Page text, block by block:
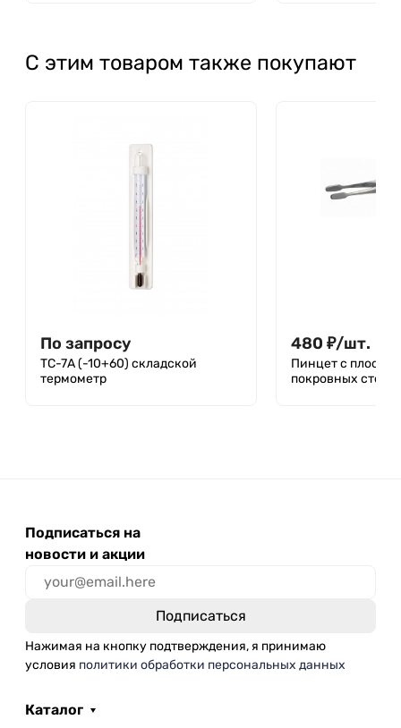
С этим товаром также покупают
По запросу
ТС-7А (-10+60) складской
термометр
480 ₽/шт.
Пинцет с
покровных
Подписаться на
новости и акции
Нажимая на кнопку подтверждения, я принимаю
условия политики обработки персональных данных
Каталог